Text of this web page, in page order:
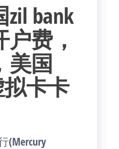
bank
费，
美国
拟卡卡
(Mercury